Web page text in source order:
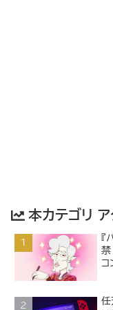
本カテゴリ
『
禁
任